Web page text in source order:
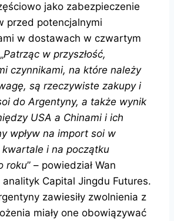
jako zabezpieczenie
przed potencjalnymi
w dostawach w czwartym
Patrząc w przyszłość,
czynnikami, na które należy
są rzeczywiste zakupy i
do Argentyny, a także wynik
USA a Chinami i ich
wpływ na import soi w
i na początku
roku” – powiedział Wan
analityk Capital Jingdu Futures.
zawiesiły zwolnienia z
miały one obowiązywać